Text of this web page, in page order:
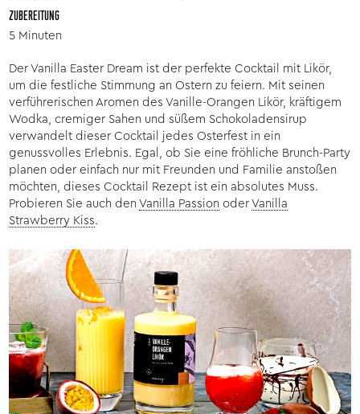
ZUBEREITUNG
5 Minuten
Der Vanilla Easter Dream ist der perfekte Cocktail mit Likör,
um die festliche Stimmung an Ostern zu feiern. Mit seinen
verführerischen Aromen des Vanille-Orangen Likör, kräftigem
Wodka, cremiger Sahen und süßem Schokoladensirup
verwandelt dieser Cocktail jedes Osterfest in ein
genussvolles Erlebnis. Egal, ob Sie eine fröhliche Brunch-Party
planen oder einfach nur mit Freunden und Familie anstoßen
möchten, dieses Cocktail Rezept ist ein absolutes Muss.
Probieren Sie auch denVanilla Passion oderVanilla
Strawberry Kiss.